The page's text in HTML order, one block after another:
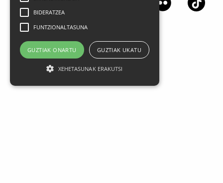
BIDERATZEA
FUNTZIONALTASUNA
GUZTIAK ONARTU GUZTIAK UKATU
XEHETASUNAK ERAKUTSI